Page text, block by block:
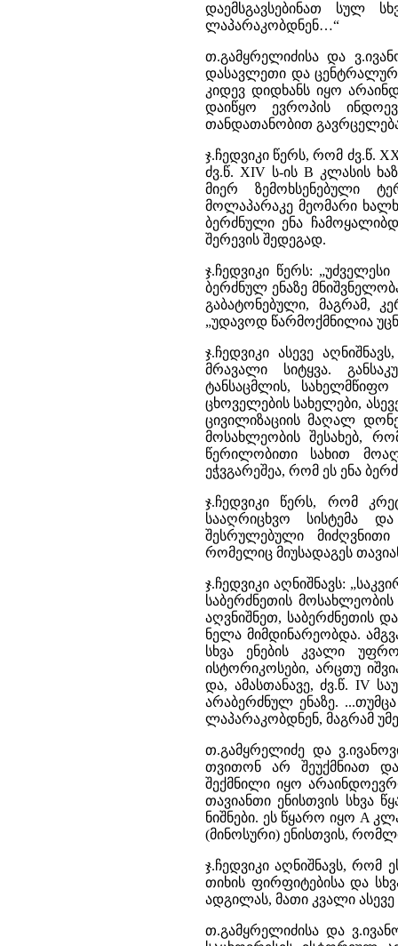
დაემსგავსებინათ სულ
ლაპარაკობდნენ…“
თ.გამყრელიძისა და
დასავლეთი და
კიდევ დიდხანს იყო
დაიწყო ევროპის
თანდათანობით
ჯ.ჩედვიკი წერს, რომ ძვ.წ.
ძვ.წ. XIV ს-ის B კლასის
მიერ ზემოხსენებული
მოლაპარაკე მეომარი
ბერძნული ენა
შერევის შედეგად.
ჯ.ჩედვიკი წერს:
ბერძნულ ენაზე
გაბატონებული, მაგრამ,
„უდავოდ წარმოქმნილია
ჯ.ჩედვიკი ასევე
მრავალი სიტყვა.
ტანსაცმლის, სახელმწიფო
ცხოველების სახელები,
ცივილიზაციის მაღალ
მოსახლეობის შესახებ,
წერილობითი სახით
ეჭვგარეშეა, რომ ეს ენა
ჯ.ჩედვიკი წერს, რომ
სააღრიცხვო სისტემა
შესრულებული მიძღვნითი
რომელიც მიუსადაგეს
ჯ.ჩედვიკი აღნიშნავს:
საბერძნეთის
აღვნიშნეთ, საბერძნეთის
ნელა მიმდინარეობდა.
სხვა ენების კვალი
ისტორიკოსები, არცთუ
და, ამასთანავე, ძვ.წ. IV
არაბერძნულ ენაზე.
ლაპარაკობდნენ, მაგრამ
თ.გამყრელიძე და
თვითონ არ შეუქმნიათ
შექმნილი იყო
თავიანთი ენისთვის სხვა
ნიშნები. ეს წყარო იყო A
(მინოსური) ენისთვის,
ჯ.ჩედვიკი აღნიშნავს,
თიხის ფირფიტებისა და
ადგილას, მათი კვალი ასევე
თ.გამყრელიძისა და